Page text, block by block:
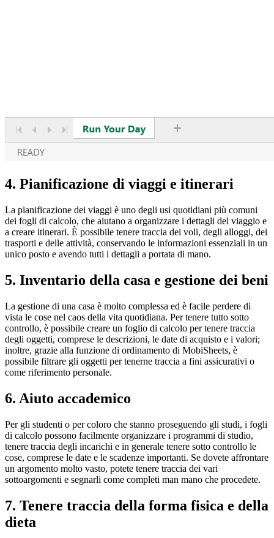
4. Pianificazione di viaggi e itinerari
La pianificazione dei viaggi è uno degli usi quotidiani più comuni
dei fogli di calcolo, che aiutano a organizzare i dettagli del viaggio e
a creare itinerari. È possibile tenere traccia dei voli, degli alloggi, dei
trasporti e delle attività, conservando le informazioni essenziali in un
unico posto e avendo tutti i dettagli a portata di mano.
5. Inventario della casa e gestione dei beni
La gestione di una casa è molto complessa ed è facile perdere di
vista le cose nel caos della vita quotidiana. Per tenere tutto sotto
controllo, è possibile creare un foglio di calcolo per tenere traccia
degli oggetti, comprese le descrizioni, le date di acquisto e i valori;
inoltre, grazie alla funzione di ordinamento di MobiSheets, è
possibile filtrare gli oggetti per tenerne traccia a fini assicurativi o
come riferimento personale.
6. Aiuto accademico
Per gli studenti o per coloro che stanno proseguendo gli studi, i fogli
di calcolo possono facilmente organizzare i programmi di studio,
tenere traccia degli incarichi e in generale tenere sotto controllo le
cose, comprese le date e le scadenze importanti. Se dovete affrontare
un argomento molto vasto, potete tenere traccia dei vari
sottoargomenti e segnarli come completi man mano che procedete.
7. Tenere traccia della forma fisica e della
dieta